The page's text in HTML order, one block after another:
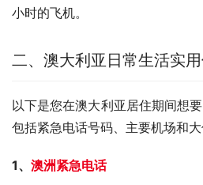
小时的飞机。
二、澳大利亚日常生活实
以下是您在澳大利亚居住期间想
包括紧急电话号码、主要机场和大
1、 澳洲紧急电话